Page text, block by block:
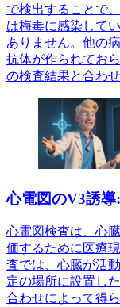
で検出することで
は梅毒に感染して
ありません。他の
抗体が作られてお
の検査結果と合わ
心電図のV3誘導
心電図検査は、心
価するために医療
査では、心臓が活
定の場所に設置し
合わせによって得